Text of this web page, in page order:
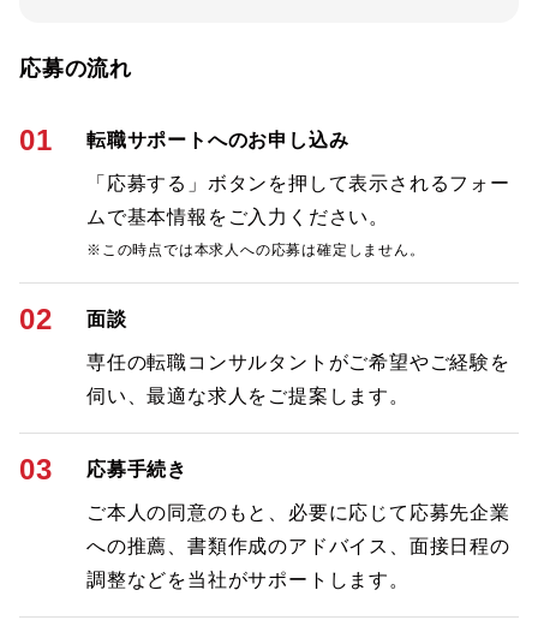
応募の流れ
01 転職サポートへのお申し込み
「応募する」ボタンを押して表示されるフォー
ムで基本情報をご入力ください。
※この時点では本求人への応募は確定しません。
02 面談
専任の転職コンサルタントがご希望やご経験を
伺い、最適な求人をご提案します。
03 応募手続き
ご本人の同意のもと、必要に応じて応募先企業
への推薦、書類作成のアドバイス、面接日程の
調整などを当社がサポートします。